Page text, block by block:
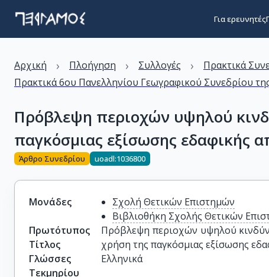
Για ερευνητές
Αρχική › Πλοήγηση › Συλλογές › Πρακτικά
Πρακτικά 6ου Πανελληνίου Γεωγραφικού Συνεδρίου
Πρόβλεψη περιοχών υψηλού
παγκόσμιας εξίσωσης εδαφικής
Άρθρο Συνεδρίου uoadl:1036800
Μονάδες
Σχολή Θετικών Επιστημών
Βιβλιοθήκη Σχολής Θετικών
Πρωτότυπος
Τίτλος
Πρόβλεψη περιοχών υψηλού
χρήση της παγκόσμιας εξίσωσης
Γλώσσες
Τεκμηρίου
Ελληνικά